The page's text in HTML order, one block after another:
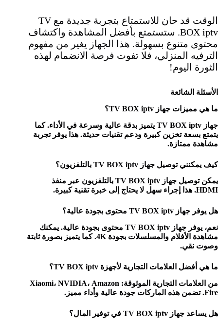
الوقت قد حان للاستمتاع بتجربة جديدة مع TV
BOX iptv. ستستمتع بأفضل المشاهدة واكتشاف
محتوى متنوع بسهولة. هذا الجهاز يغير من مفهوم
الترفيه المنزلي، فلا تفوت فرصة الانضمام لهذه
الثورة اليوم!
الأسئلة الشائعة
ما هي مميزات جهاز TV BOX iptv؟
جهاز TV BOX iptv يتميز بدقة عالية وسرعة في الأداء. كما
يتمتع بسعة تخزين كبيرة ودعم تقنيات حديثة. هذا يوفر تجربة
مشاهدة ممتازة.
كيف يمكنني توصيل جهاز TV BOX iptv بالتلفزيون؟
يمكن توصيل جهاز TV BOX iptv بالتلفزيون عبر منفذ
HDMI. هذا إجراء سهل لا يحتاج إلى خبرة تقنية كبيرة.
هل يوفر جهاز TV BOX iptv محتوى بجودة عالية؟
نعم، يوفر جهاز TV BOX iptv محتوى بجودة عالية. يمكنك
مشاهدة الأفلام والمسلسلات بجودة 4K. كما يتميز بصورة ثابتة
وصوت نقي.
ما هي أفضل العلامات التجارية لأجهزة TV BOX iptv؟
من العلامات التجارية الموثوقة: Xiaomi، NVIDIA، Amazon
Fire. تضمن هذه الماركات جودة عالية وأداء مميز.
هل يساعد جهاز TV BOX iptv في توفير المال؟